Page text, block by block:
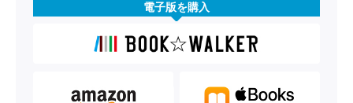
電子版を購入